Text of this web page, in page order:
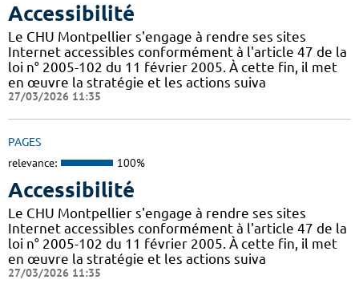
Accessibilité
Le CHU Montpellier s'engage à rendre ses sites
Internet accessibles conformément à l'article 47 de la
loi n° 2005-102 du 11 février 2005. À cette fin, il met
en œuvre la stratégie et les actions suiva
27/03/2026 11:35
PAGES
relevance: 100%
Accessibilité
Le CHU Montpellier s'engage à rendre ses sites
Internet accessibles conformément à l'article 47 de la
loi n° 2005-102 du 11 février 2005. À cette fin, il met
en œuvre la stratégie et les actions suiva
27/03/2026 11:35